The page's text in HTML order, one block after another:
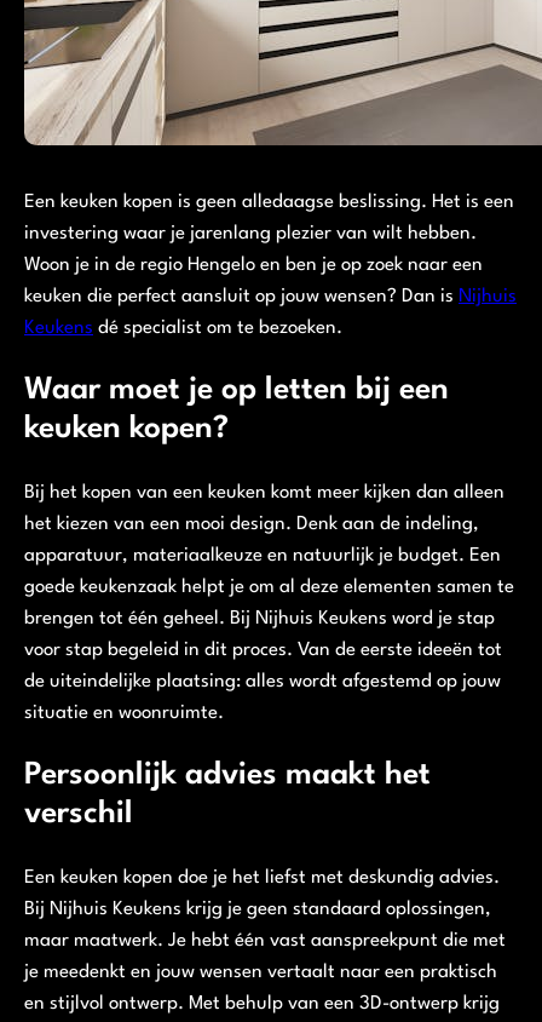
Een keuken kopen is geen alledaagse beslissing. Het is een
investering waar je jarenlang plezier van wilt hebben.
Woon je in de regio Hengelo en ben je op zoek naar een
keuken die perfect aansluit op jouw wensen? Dan is Nijhuis
Keukens dé specialist om te bezoeken.
Waar moet je op letten bij een
keuken kopen?
Bij het kopen van een keuken komt meer kijken dan alleen
het kiezen van een mooi design. Denk aan de indeling,
apparatuur, materiaalkeuze en natuurlijk je budget. Een
goede keukenzaak helpt je om al deze elementen samen te
brengen tot één geheel. Bij Nijhuis Keukens word je stap
voor stap begeleid in dit proces. Van de eerste ideeën tot
de uiteindelijke plaatsing: alles wordt afgestemd op jouw
situatie en woonruimte.
Persoonlijk advies maakt het
verschil
Een keuken kopen doe je het liefst met deskundig advies.
Bij Nijhuis Keukens krijg je geen standaard oplossingen,
maar maatwerk. Je hebt één vast aanspreekpunt die met
je meedenkt en jouw wensen vertaalt naar een praktisch
en stijlvol ontwerp. Met behulp van een 3D-ontwerp krijg